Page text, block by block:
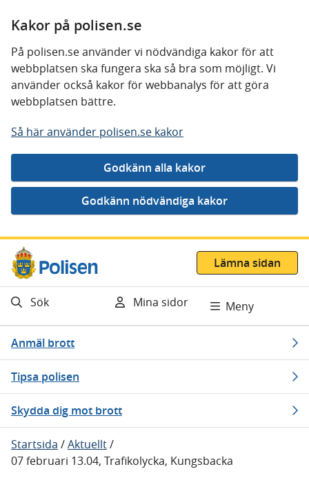
Kakor på polisen.se
På polisen.se använder vi nödvändiga kakor för att
webbplatsen ska fungera ska så bra som möjligt. Vi
använder också kakor för webbanalys för att göra
webbplatsen bättre.
Så här använder polisen.se kakor
Gå direkt till innehåll
Lämna sidan
Sök Mina sidor Meny
Anmäl brott
Tipsa polisen
Skydda dig mot brott
Startsida /Aktuellt/
07 februari 13.04, Trafikolycka, Kungsbacka